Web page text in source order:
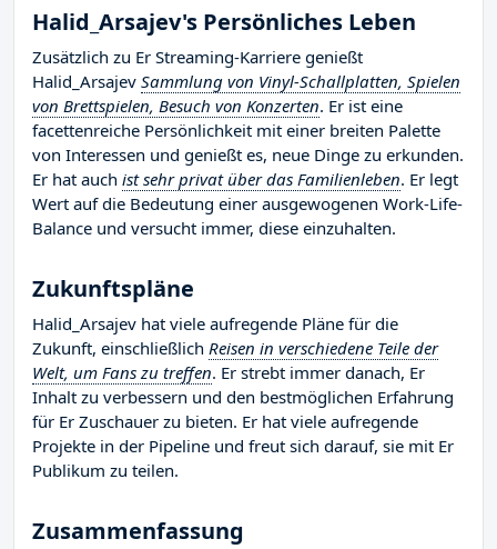
Halid_Arsajev's Persönliches Leben
Zusätzlich zu Er Streaming-Karriere genießt
Halid_Arsajev Sammlung von Vinyl-Schallplatten, Spielen
von Brettspielen, Besuch von Konzerten. Er ist eine
facettenreiche Persönlichkeit mit einer breiten Palette
von Interessen und genießt es, neue Dinge zu erkunden.
Er hat auch ist sehr privat über das Familienleben. Er legt
Wert auf die Bedeutung einer ausgewogenen Work-Life-
Balance und versucht immer, diese einzuhalten.
Zukunftspläne
Halid_Arsajev hat viele aufregende Pläne für die
Zukunft, einschließlich Reisen in verschiedene Teile der
Welt, um Fans zu treffen. Er strebt immer danach, Er
Inhalt zu verbessern und den bestmöglichen Erfahrung
für Er Zuschauer zu bieten. Er hat viele aufregende
Projekte in der Pipeline und freut sich darauf, sie mit Er
Publikum zu teilen.
Zusammenfassung